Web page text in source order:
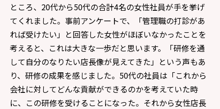
ところ、20代から50代の合計4名の女性社員が手を挙げ
てくれました。事前アンケートで、「管理職の打診があ
れば受けたい」と回答した女性がほぼいなかったことを
考えると、これは大きな一歩だと思います。「研修を通
して自分のなりたい店長像が見えてきた」という声もあ
り、研修の成果を感じました。50代の社員は「これから
会社に対してどんな貢献ができるのかを考えていた時
に、この研修を受けることになった。それから女性店長